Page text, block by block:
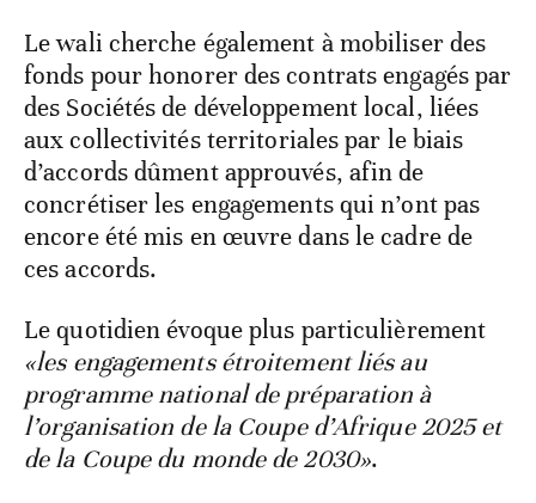
Le wali cherche également à mobiliser des
fonds pour honorer des contrats engagés par
des Sociétés de développement local, liées
aux collectivités territoriales par le biais
d’accords dûment approuvés, afin de
concrétiser les engagements qui n’ont pas
encore été mis en œuvre dans le cadre de
ces accords.
Le quotidien évoque plus particulièrement
«les engagements étroitement liés au
programme national de préparation à
l’organisation de la Coupe d’Afrique 2025 et
de la Coupe du monde de 2030».